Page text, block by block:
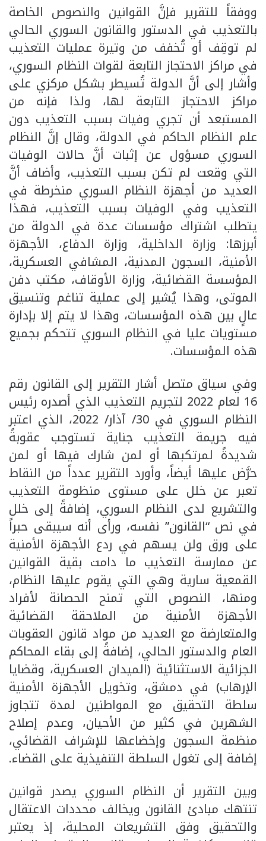
ووفقاً للتقرير فإنَّ القوانين والنصوص الخاصة
بالتعذيب في الدستور والقانون السوري الحالي
لم توقِف أو تُخفف من وتيرة عمليات التعذيب
في مراكز الاحتجاز التابعة لقوات النظام السوري،
وأشار إلى أنَّ الدولة تُسيطر بشكل مركزي على
مراكز الاحتجاز التابعة لها، ولذا فإنه من
المستبعد أن تجري وفيات بسبب التعذيب دون
علم النظام الحاكم في الدولة، وقال إنَّ النظام
السوري مسؤول عن إثبات أنَّ حالات الوفيات
التي وقعت لم تكن بسبب التعذيب، وأضاف أنَّ
العديد من أجهزة النظام السوري منخرطة في
التعذيب وفي الوفيات بسبب التعذيب، فهذا
يتطلب اشتراك مؤسسات عدة في الدولة من
أبرزها: وزارة الداخلية، وزارة الدفاع، الأجهزة
الأمنية، السجون المدنية، المشافي العسكرية،
المؤسسة القضائية، وزارة الأوقاف، مكتب دفن
الموتى، وهذا يُشير إلى عملية تناغم وتنسيق
عالٍ بين هذه المؤسسات، وهذا لا يتم إلا بإدارة
مستويات عليا في النظام السوري تتحكم بجميع
هذه المؤسسات.
وفي سياق متصل أشار التقرير إلى القانون رقم
16 لعام 2022 لتجريم التعذيب الذي أصدره رئيس
النظام السوري في 30/ آذار/ 2022، الذي اعتبر
فيه جريمة التعذيب جناية تستوجب عقوبةً
شديدةً لمرتكبها أو لمن شارك فيها أو لمن
حرَّض عليها أيضاً، وأورد التقرير عدداً من النقاط
تعبر عن خلل على مستوى منظومة التعذيب
والتشريع لدى النظام السوري، إضافةً إلى خلل
في نص “القانون” نفسه، ورأى أنه سيبقى حبراً
على ورق ولن يسهم في ردع الأجهزة الأمنية
عن ممارسة التعذيب ما دامت بقية القوانين
القمعية سارية وهي التي يقوم عليها النظام،
ومنها، النصوص التي تمنح الحصانة لأفراد
الأجهزة الأمنية من الملاحقة القضائية
والمتعارضة مع العديد من مواد قانون العقوبات
العام والدستور الحالي، إضافةً إلى بقاء المحاكم
الجزائية الاستثنائية (الميدان العسكرية، وقضايا
الإرهاب) في دمشق، وتخويل الأجهزة الأمنية
سلطة التحقيق مع المواطنين لمدة تتجاوز
الشهرين في كثير من الأحيان، وعدم إصلاح
منظمة السجون وإخضاعها للإشراف القضائي،
إضافة إلى تغول السلطة التنفيذية على القضاء.
وبين التقرير أن النظام السوري يصدر قوانين
تنتهك مبادئ القانون ويخالف محددات الاعتقال
والتحقيق وفق التشريعات المحلية، إذ يعتبر